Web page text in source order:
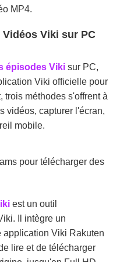
MP4.
Viki sur PC
épisodes Viki sur PC,
Viki officielle pour
trois méthodes s'offrent à
vidéos, capturer l'écran,
mobile.
pour télécharger des
est un outil
Il intègre un
application Viki Rakuten
lire et de télécharger